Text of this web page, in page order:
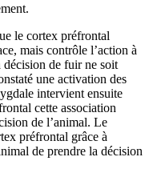
le cortex préfrontal
mais contrôle l’action à
décision de fuir ne soit
une activation des
intervient ensuite
cette association
de l’animal. Le
préfrontal grâce à
de prendre la décision